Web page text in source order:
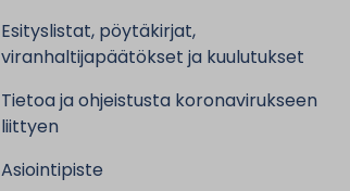
Esityslistat, pöytäkirjat,
viranhaltijapäätökset ja kuulutukset
Tietoa ja ohjeistusta koronavirukseen
liittyen
Asiointipiste